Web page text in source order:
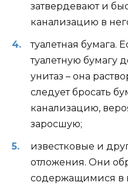
затвердевают и
канализацию в
туалетная бумага.
туалетную бумагу
унитаз – она
следует бросать
канализацию,
заросшую;
известковые и
отложения. Они
содержащимися в